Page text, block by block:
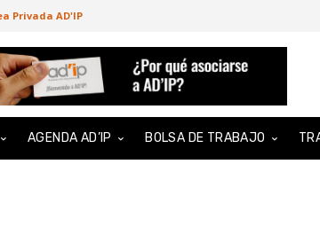
Privada AD'IP
AGENDA AD’IP BOLSA DE TRABAJO